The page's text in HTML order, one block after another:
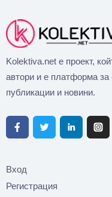
Kolektiva.net е проект,
автори и е платформа
публикации и новини.
Вход
Регистрация